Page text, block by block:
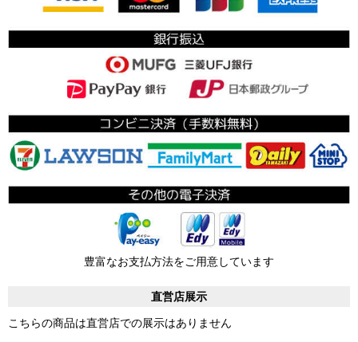
豊富なお支払方法をご用意しています
直営店展示
こちらの商品は直営店での展示はありません